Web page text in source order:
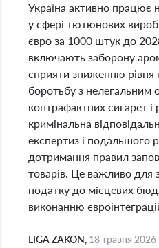
Україна активно працює
у сфері тютюнових
євро за 1000 штук до
включають заборону
сприяти зниженню
боротьбу з нелегальним
контрафактних сигарет
кримінальна
експертиз і подальшого
дотримання правил
товарів. Це важливо для
податку до місцевих
виконанню
LIGA ZAKON, 18 травня 2026